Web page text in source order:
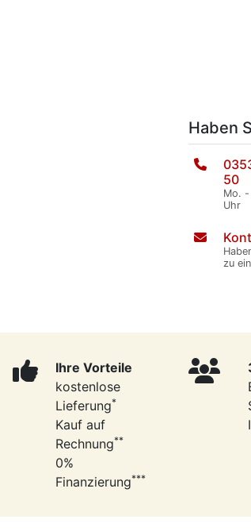
Haben
50
Mo. -
Uhr
zu
Ihre Vorteile
kostenlose
Lieferung*
Kauf auf
Rechnung**
0%
Finanzierung***